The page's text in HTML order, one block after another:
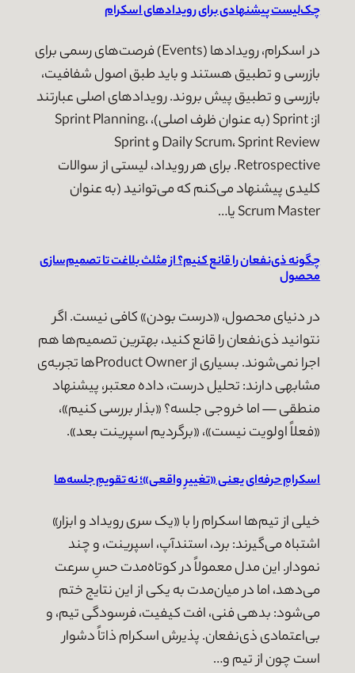
چک‌لیست پیشنهادی برای رویدادهای اسکرام
در اسکرام، رویدادها (Events) فرصت‌های رسمی برای
بازرسی و تطبیق هستند و باید طبق اصول شفافیت،
بازرسی و تطبیق پیش بروند. رویدادهای اصلی عبارتند
از: Sprint (به عنوان ظرف اصلی)، Sprint Planning،
Daily Scrum، Sprint Review و Sprint
Retrospective. برای هر رویداد، لیستی از سوالات
کلیدی پیشنهاد می‌کنم که می‌توانید (به عنوان
Scrum Master یا…
چگونه ذی‌نفعان را قانع کنیم؟ از مثلث بلاغت تا تصمیم‌سازی
محصول
در دنیای محصول، «درست بودن» کافی نیست. اگر
نتوانید ذی‌نفعان را قانع کنید، بهترین تصمیم‌ها هم
اجرا نمی‌شوند. بسیاری از Product Ownerها تجربه‌ی
مشابهی دارند: تحلیل درست، داده‌ معتبر، پیشنهاد
منطقی — اما خروجی جلسه؟ «بذار بررسی کنیم»،
«فعلاً اولویت نیست»، «برگردیم اسپرینت بعد».
اسکرامِ حرفه‌ای یعنی «تغییرِ واقعی»؛ نه تقویمِ جلسه‌ها
خیلی از تیم‌ها اسکرام را با «یک سری رویداد و ابزار»
اشتباه می‌گیرند: برد، استندآپ، اسپرینت، و چند
نمودار. این مدل معمولاً در کوتاه‌مدت حسِ سرعت
می‌دهد، اما در میان‌مدت به یکی از این نتایج ختم
می‌شود: بدهی فنی، افت کیفیت، فرسودگی تیم، و
بی‌اعتمادی ذی‌نفعان. پذیرش اسکرام ذاتاً دشوار
است چون از تیم و…